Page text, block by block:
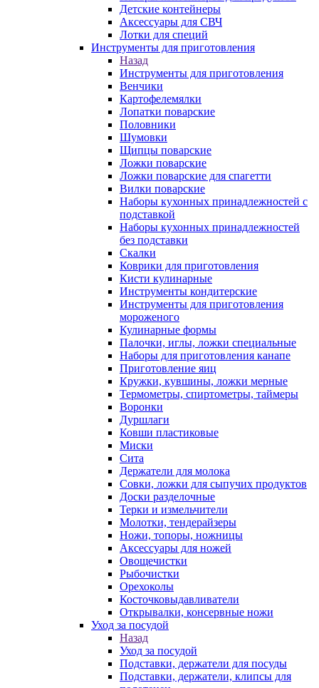
Детские контейнеры
Аксессуары для СВЧ
Лотки для специй
Инструменты для приготовления
Назад
Инструменты для приготовления
Венчики
Картофелемялки
Лопатки поварские
Половники
Шумовки
Щипцы поварские
Ложки поварские
Ложки поварские для спагетти
Вилки поварские
Наборы кухонных принадлежностей с
подставкой
Наборы кухонных принадлежностей
без подставки
Скалки
Коврики для приготовления
Кисти кулинарные
Инструменты кондитерские
Инструменты для приготовления
мороженого
Кулинарные формы
Палочки, иглы, ложки специальные
Наборы для приготовления канапе
Приготовление яиц
Кружки, кувшины, ложки мерные
Термометры, спиртометры, таймеры
Воронки
Дуршлаги
Ковши пластиковые
Миски
Сита
Держатели для молока
Совки, ложки для сыпучих продуктов
Доски разделочные
Терки и измельчители
Молотки, тендерайзеры
Ножи, топоры, ножницы
Аксессуары для ножей
Овощечистки
Рыбочистки
Орехоколы
Косточковыдавливатели
Открывалки, консервные ножи
Уход за посудой
Назад
Уход за посудой
Подставки, держатели для посуды
Подставки, держатели, клипсы для